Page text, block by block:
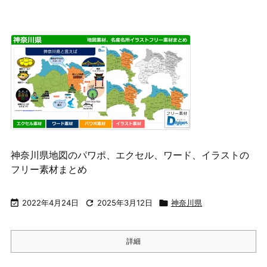
神奈川県地図のパワポ、エクセル、ワード、イラストの
フリー素材まとめ
 2022年4月24日  2025年3月12日  神奈川県
詳細